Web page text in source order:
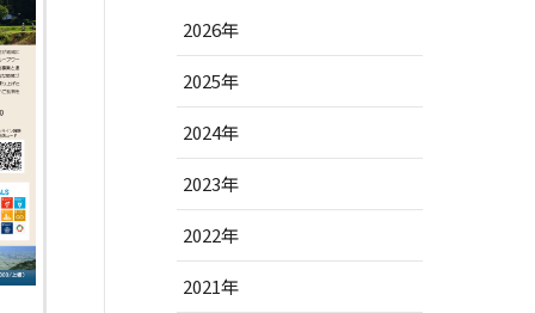
2026年
2025年
2024年
2023年
2022年
2021年